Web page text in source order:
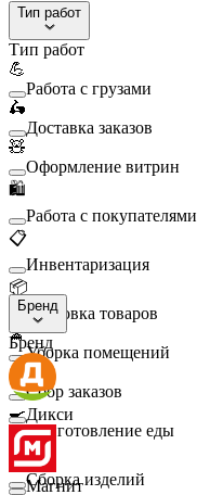
Тип работ
Тип работ
💪
Работа с грузами
🛵
Доставка заказов
🧸
Оформление витрин
🛍️
Работа с покупателями
📋
Инвентаризация
📦
Упаковка товаров
🧹
Уборка помещений
🛒
Сбор заказов
🍳
Приготовление еды
🛠️
Сборка изделий
Бренд
Бренд
Дикси
Магнит